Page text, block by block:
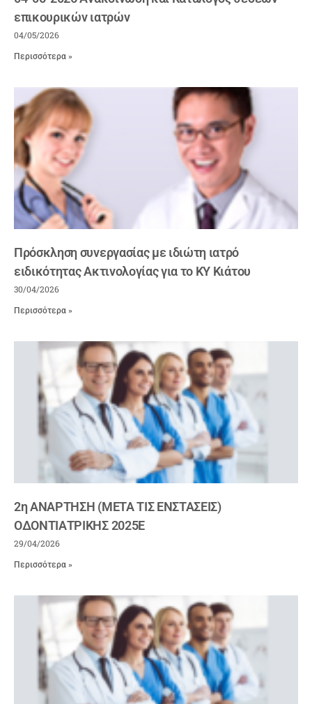
επικουρικών ιατρών
04/05/2026
Περισσότερα »
Πρόσκληση συνεργασίας με ιδιώτη ιατρό
ειδικότητας Ακτινολογίας για το ΚΥ Κιάτου
30/04/2026
Περισσότερα »
2η ΑΝΑΡΤΗΣΗ (ΜΕΤΑ ΤΙΣ ΕΝΣΤΑΣΕΙΣ)
ΟΔΟΝΤΙΑΤΡΙΚΗΣ 2025Ε
29/04/2026
Περισσότερα »